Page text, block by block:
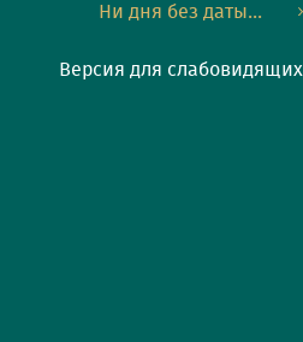
Ни дня без даты...
Версия для слабовидящих